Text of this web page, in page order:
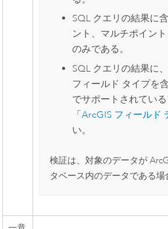
SQL クエリの結果に
ント、マルチポイン
のみである。
SQL クエリの結果に
フィールド タイプを
でサポートされてい
「ArcGIS フィールド
い。
検証は、対象のデータが
タベース内のデータである場